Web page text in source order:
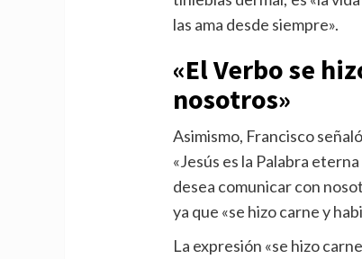
las ama desde siempre».
«El Verbo se
nosotros»
Asimismo, Francisco
«Jesús es la Palabra
desea comunicar con
ya que «se hizo carne y
La expresión «se hizo